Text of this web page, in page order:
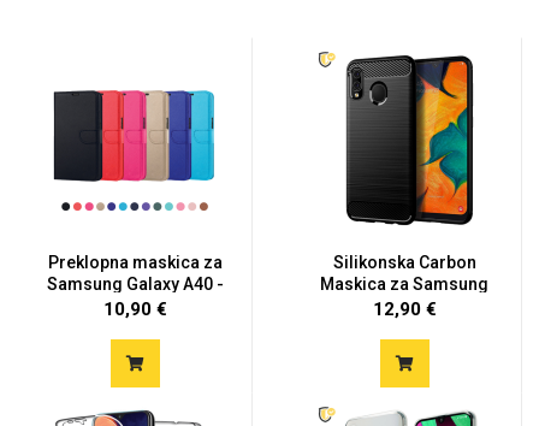
Preklopna maskica za
Samsung Galaxy A40 -
Više...
10,90 €
Silikonska Carbon
Maskica za Samsung
Galaxy A4...
12,90 €